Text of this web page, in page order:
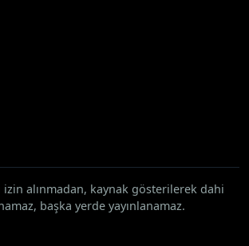
alınmadan, kaynak gösterilerek dahi
başka yerde yayınlanamaz.